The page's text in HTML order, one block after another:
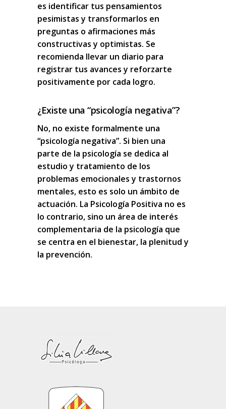
es identificar tus pensamientos
pesimistas y transformarlos en
preguntas o afirmaciones más
constructivas y optimistas. Se
recomienda llevar un diario para
registrar tus avances y reforzarte
positivamente por cada logro.
¿Existe una “psicología negativa”?
No, no existe formalmente una
“psicología negativa”. Si bien una
parte de la psicología se dedica al
estudio y tratamiento de los
problemas emocionales y trastornos
mentales, esto es solo un ámbito de
actuación. La Psicología Positiva no es
lo contrario, sino un área de interés
complementaria de la psicología que
se centra en el bienestar, la plenitud y
la prevención.